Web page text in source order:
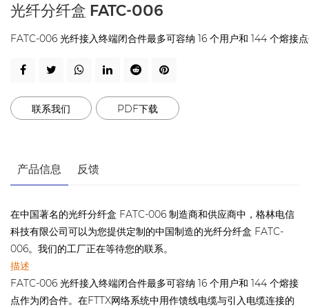
光纤分纤盒 FATC-006
FATC-006 光纤接入终端闭合件最多可容纳 16 个用户和 144 个熔接
联系我们 PDF下载
产品信息 反馈
在中国著名的光纤分纤盒 FATC-006 制造商和供应商中，格林电信
科技有限公司可以为您提供定制的中国制造的光纤分纤盒 FATC-
006。我们的工厂正在等待您的联系。
描述
FATC-006 光纤接入终端闭合件最多可容纳 16 个用户和 144 个熔接
点作为闭合件。在FTTX网络系统中用作馈线电缆与引入电缆连接的